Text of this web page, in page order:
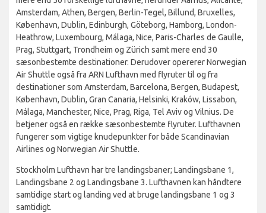
Amsterdam, Athen, Bergen, Berlin-Tegel, Billund, Bruxelles,
København, Dublin, Edinburgh, Göteborg, Hamborg, London-
Heathrow, Luxembourg, Málaga, Nice, Paris-Charles de Gaulle,
Prag, Stuttgart, Trondheim og Zürich samt mere end 30
sæsonbestemte destinationer. Derudover opererer Norwegian
Air Shuttle også fra ARN Lufthavn med flyruter til og fra
destinationer som Amsterdam, Barcelona, Bergen, Budapest,
København, Dublin, Gran Canaria, Helsinki, Kraków, Lissabon,
Málaga, Manchester, Nice, Prag, Riga, Tel Aviv og Vilnius. De
betjener også en række sæsonbestemte flyruter. Lufthavnen
fungerer som vigtige knudepunkter for både Scandinavian
Airlines og Norwegian Air Shuttle.
Stockholm Lufthavn har tre landingsbaner; Landingsbane 1,
Landingsbane 2 og Landingsbane 3. Lufthavnen kan håndtere
samtidige start og landing ved at bruge landingsbane 1 og 3
samtidigt.